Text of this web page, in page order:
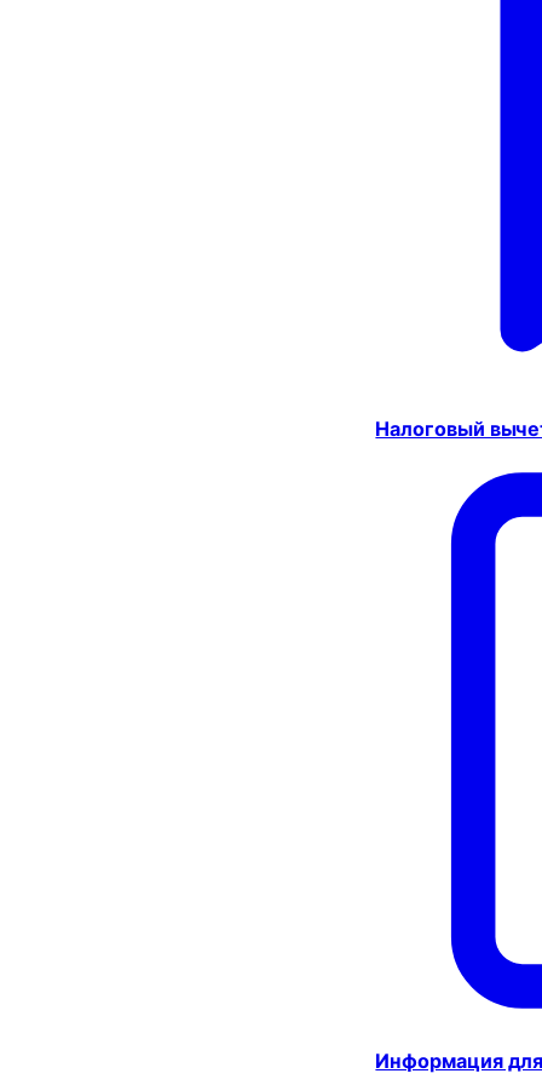
Налоговый
Информация